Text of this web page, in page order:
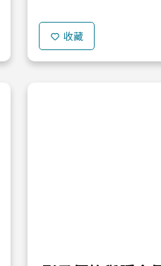
監管安排。這項規則落差
同政策工具...
收藏